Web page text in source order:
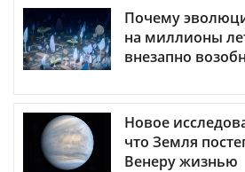
Почему
на миллионы
внезапно
Новое
что Земля
Венеру жизнью